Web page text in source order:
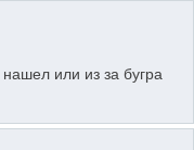
или из за бугра